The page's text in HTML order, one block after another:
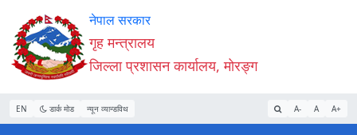
Accessibility
Mode
सुरु
गर्नुहोस्
सामाग्री
पढ्नुहाेस्
नेभिगेसन
पढ्नुहाेस्
वेबसाइट
खोजमा
जानुहोस्
नेपाल सरकार
गृह मन्त्रालय
जिल्ला प्रशासन कार्यालय, मोरङ्ग
EN डार्क मोड न्यून व्यान्डविथ A- A A+